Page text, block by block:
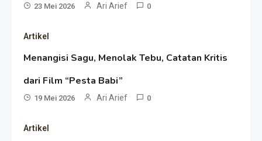
23 Mei 2026 Ari Arief 0
Artikel
Menangisi Sagu, Menolak Tebu, Catatan Kritis
dari Film “Pesta Babi”
19 Mei 2026 Ari Arief 0
Artikel
Non-Blok ke Go-Blok!
Menelusuri Akar Sejarah Ulang
Tahun PPU, Pertentangan
Pengesahan UU 7/2002